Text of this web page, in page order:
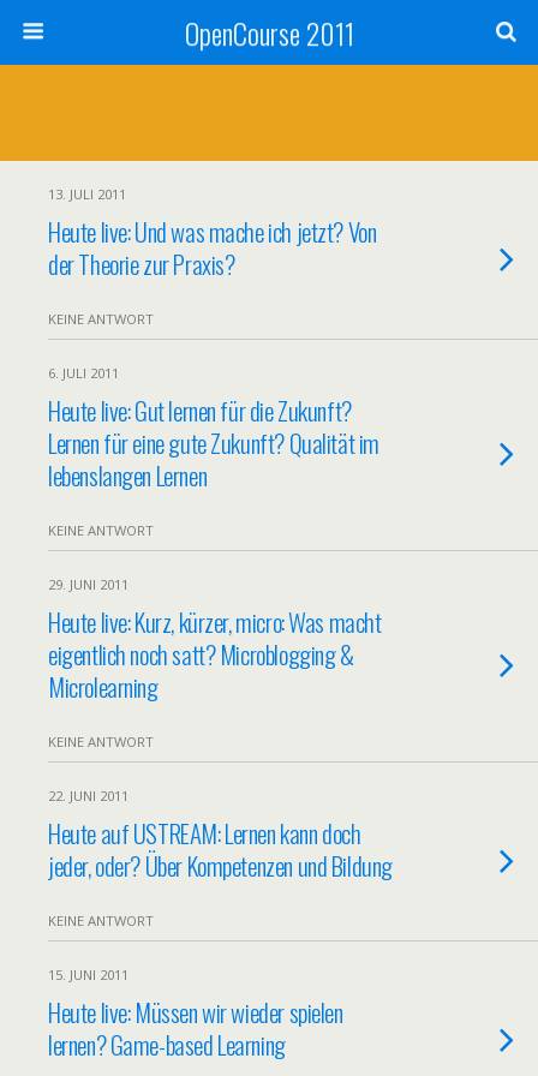
OpenCourse 2011
13. JULI 2011
Heute live: Und was mache ich jetzt? Von
der Theorie zur Praxis?
KEINE ANTWORT
6. JULI 2011
Heute live: Gut lernen für die Zukunft?
Lernen für eine gute Zukunft? Qualität im
lebenslangen Lernen
KEINE ANTWORT
29. JUNI 2011
Heute live: Kurz, kürzer, micro: Was macht
eigentlich noch satt? Microblogging &
Microlearning
KEINE ANTWORT
22. JUNI 2011
Heute auf USTREAM: Lernen kann doch
jeder, oder? Über Kompetenzen und Bildung
KEINE ANTWORT
15. JUNI 2011
Heute live: Müssen wir wieder spielen
lernen? Game-based Learning